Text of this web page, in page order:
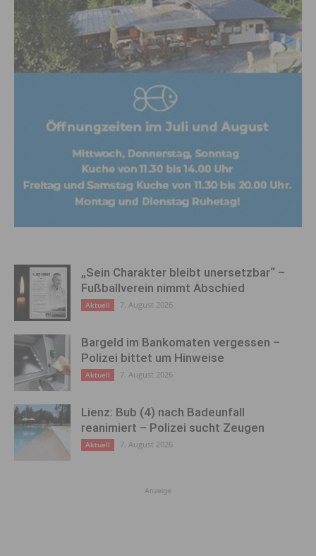
„Sein Charakter bleibt unersetzbar“ –
Fußballverein nimmt Abschied
Aktuell 7. August 2026
Bargeld im Bankomaten vergessen –
Polizei bittet um Hinweise
Aktuell 7. August 2026
Lienz: Bub (4) nach Badeunfall
reanimiert – Polizei sucht Zeugen
Aktuell 7. August 2026
Anzeige